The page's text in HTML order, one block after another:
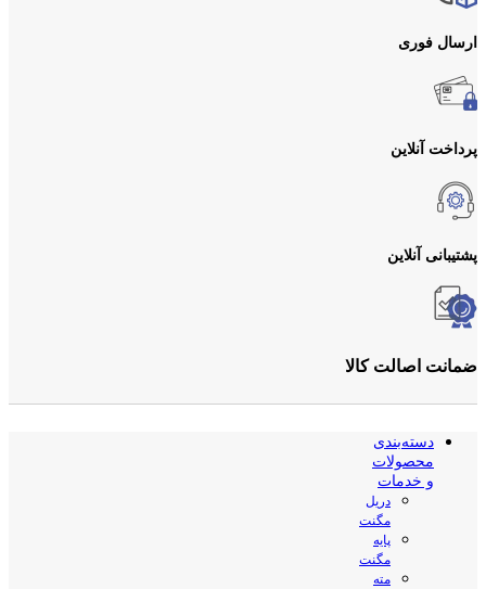
ارسال فوری
پرداخت آنلاین
پشتیبانی آنلاین
ضمانت اصالت کالا
دسته‌بندی
محصولات
و خدمات
دریل
مگنت
پایه
مگنت
مته